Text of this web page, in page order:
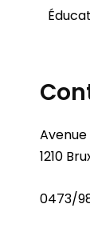
1210
0473/